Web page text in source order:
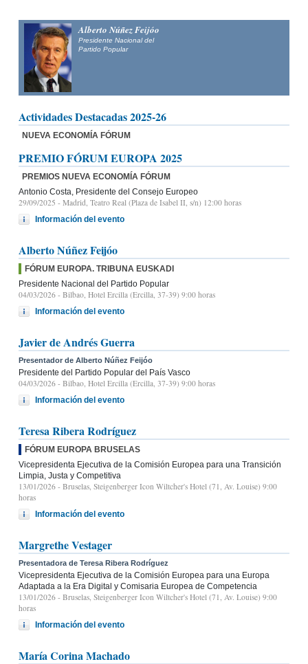
Alberto Núñez Feijóo
Presidente Nacional del
Partido Popular
Actividades Destacadas 2025-26
NUEVA ECONOMÍA FÓRUM
PREMIO FÓRUM EUROPA 2025
PREMIOS NUEVA ECONOMÍA FÓRUM
Antonio Costa, Presidente del Consejo Europeo
29/09/2025 - Madrid, Teatro Real (Plaza de Isabel II, s/n) 12:00 horas
Información del evento
Alberto Núñez Feijóo
FÓRUM EUROPA. TRIBUNA EUSKADI
Presidente Nacional del Partido Popular
04/03/2026 - Bilbao, Hotel Ercilla (Ercilla, 37-39) 9:00 horas
Información del evento
Javier de Andrés Guerra
Presentador de Alberto Núñez Feijóo
Presidente del Partido Popular del País Vasco
04/03/2026 - Bilbao, Hotel Ercilla (Ercilla, 37-39) 9:00 horas
Información del evento
Teresa Ribera Rodríguez
FÓRUM EUROPA BRUSELAS
Vicepresidenta Ejecutiva de la Comisión Europea para una Transición
Limpia, Justa y Competitiva
13/01/2026 - Bruselas, Steigenberger Icon Wiltcher's Hotel (71, Av. Louise) 9:00
horas
Información del evento
Margrethe Vestager
Presentadora de Teresa Ribera Rodríguez
Vicepresidenta Ejecutiva de la Comisión Europea para una Europa
Adaptada a la Era Digital y Comisaria Europea de Competencia
13/01/2026 - Bruselas, Steigenberger Icon Wiltcher's Hotel (71, Av. Louise) 9:00
horas
Información del evento
María Corina Machado